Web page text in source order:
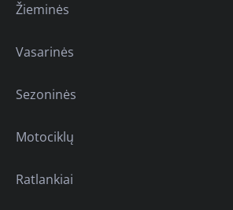
Žieminės
Vasarinės
Sezoninės
Motociklų
Ratlankiai